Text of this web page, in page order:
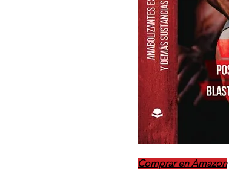
Comprar en Amazon